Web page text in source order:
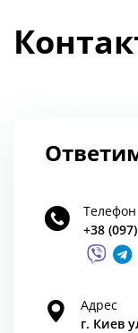
Телефон
+38
Адрес
г. Киев